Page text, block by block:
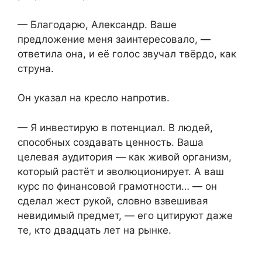
— Благодарю, Александр. Ваше
предложение меня заинтересовало, —
ответила она, и её голос звучал твёрдо, как
струна.
Он указал на кресло напротив.
— Я инвестирую в потенциал. В людей,
способных создавать ценность. Ваша
целевая аудитория — как живой организм,
который растёт и эволюционирует. А ваш
курс по финансовой грамотности… — он
сделал жест рукой, словно взвешивая
невидимый предмет, — его цитируют даже
те, кто двадцать лет на рынке.